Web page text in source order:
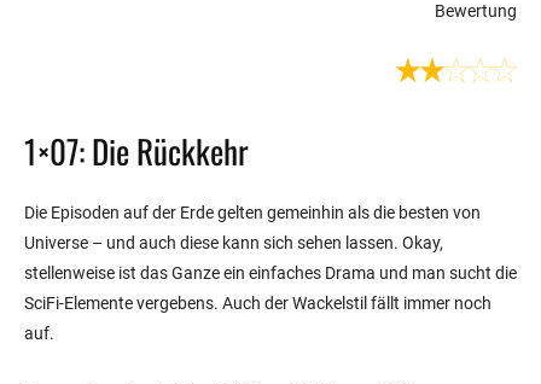
Bewertung
1×07: Die Rückkehr
Die Episoden auf der Erde gelten gemeinhin als die besten von
Universe – und auch diese kann sich sehen lassen. Okay,
stellenweise ist das Ganze ein einfaches Drama und man sucht die
SciFi-Elemente vergebens. Auch der Wackelstil fällt immer noch
auf.